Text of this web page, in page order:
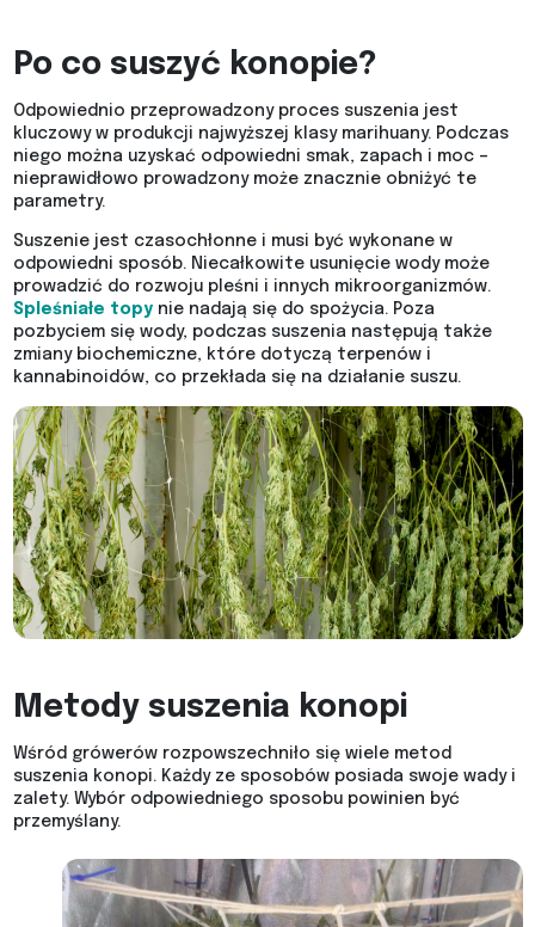
Po co suszyć konopie?
Odpowiednio przeprowadzony proces suszenia jest
kluczowy w produkcji najwyższej klasy marihuany. Podczas
niego można uzyskać odpowiedni smak, zapach i moc –
nieprawidłowo prowadzony może znacznie obniżyć te
parametry.
Suszenie jest czasochłonne i musi być wykonane w
odpowiedni sposób. Niecałkowite usunięcie wody może
prowadzić do rozwoju pleśni i innych mikroorganizmów.
Spleśniałe topynie nadają się do spożycia. Poza
pozbyciem się wody, podczas suszenia następują także
zmiany biochemiczne, które dotyczą terpenów i
kannabinoidów, co przekłada się na działanie suszu.
Metody suszenia konopi
Wśród grówerów rozpowszechniło się wiele metod
suszenia konopi. Każdy ze sposobów posiada swoje wady i
zalety. Wybór odpowiedniego sposobu powinien być
przemyślany.